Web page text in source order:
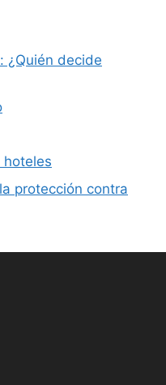
¿Quién decide
hoteles
protección contra